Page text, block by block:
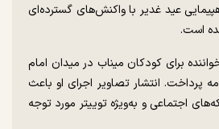
عید غدیر با واکنش‌های گسترده‌ای
است.
برای کودکان میناب در میدان امام
پرداخت. انتشار تصاویر اجرای او باعث
اجتماعی و به‌ویژه توییتر مورد توجه